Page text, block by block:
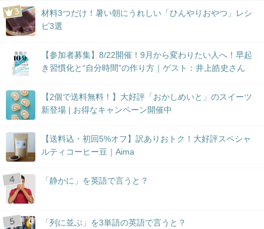
材料3つだけ！暑い朝にうれしい「ひんやりおやつ」レシ
ピ3選
【参加者募集】8/22開催！9月から変わりたい人へ！早起
き習慣化と“自分時間”の作り方｜ゲスト：井上皓史さん
【2個で送料無料！】大好評「おかしめいと」のスイーツ
新登場 | お得なキャンペーン開催中
【送料込・初回5%オフ】訳ありおトク！大好評スペシャ
ルティコーヒー豆｜Aima
「静かに」を英語で言うと？
「列に並ぶ」を3単語の英語で言うと？